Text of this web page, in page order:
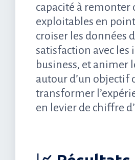
capacité à remonter
exploitables en
croiser les données
satisfaction avec les
business, et animer
autour d’un objectif
transformer
en levier de chiffre